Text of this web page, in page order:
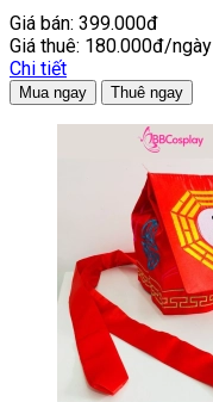
Giá bán: 399.000đ
Giá thuê: 180.000đ/ngày
Chi tiết
Mua ngay Thuê ngay